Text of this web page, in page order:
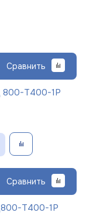
Сравнить
800-Т400-1Р
Сравнить
Т400-1Р